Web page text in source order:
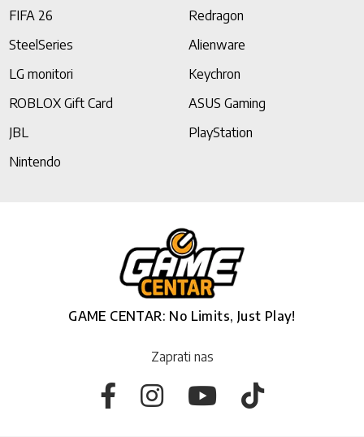
FIFA 26
Redragon
SteelSeries
Alienware
LG monitori
Keychron
ROBLOX Gift Card
ASUS Gaming
JBL
PlayStation
Nintendo
GAME CENTAR: No Limits, Just Play!
Zaprati nas